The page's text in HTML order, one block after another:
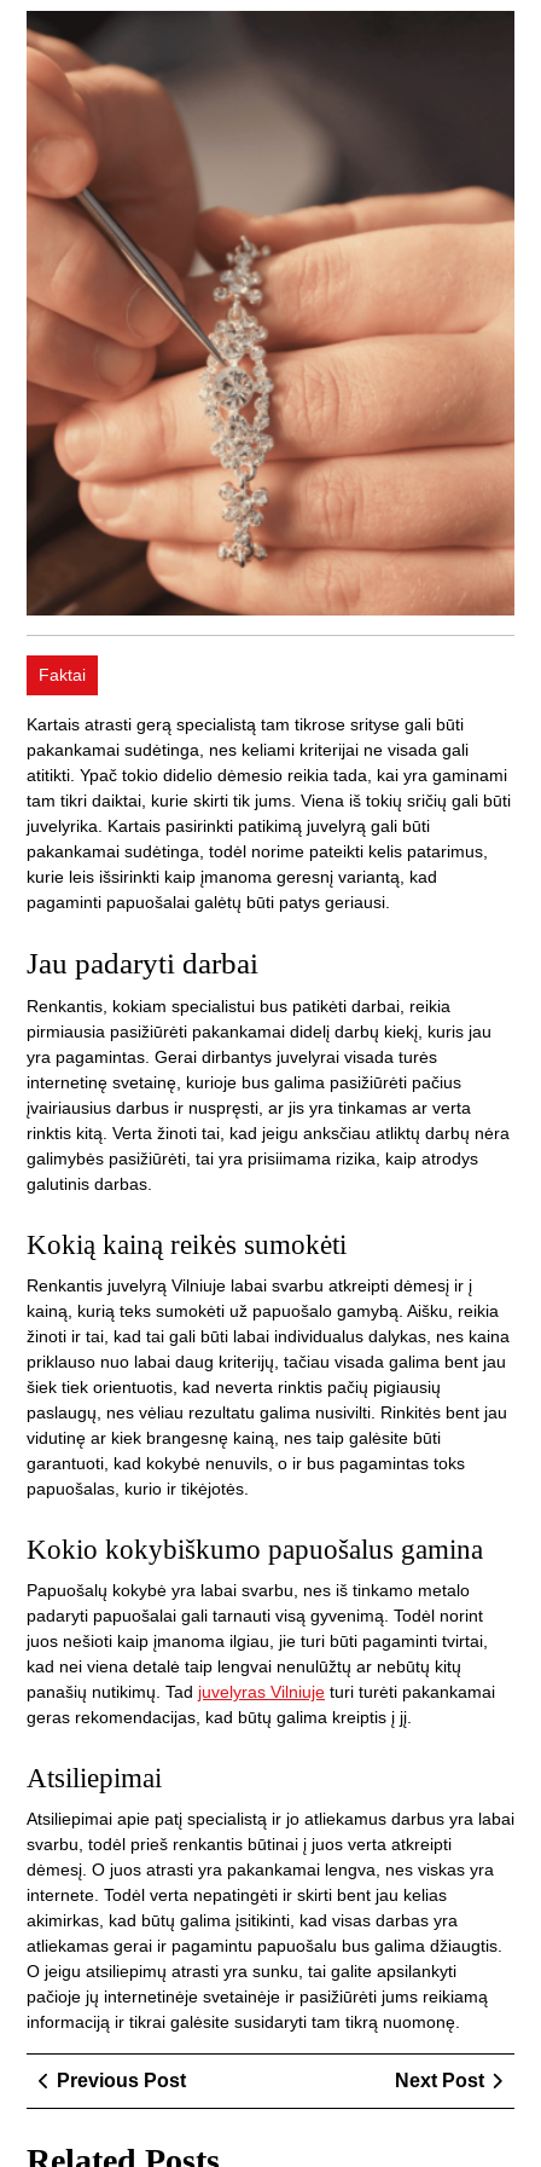
Faktai
Kartais atrasti gerą specialistą tam tikrose srityse gali būti
pakankamai sudėtinga, nes keliami kriterijai ne visada gali
atitikti. Ypač tokio didelio dėmesio reikia tada, kai yra gaminami
tam tikri daiktai, kurie skirti tik jums. Viena iš tokių sričių gali būti
juvelyrika. Kartais pasirinkti patikimą juvelyrą gali būti
pakankamai sudėtinga, todėl norime pateikti kelis patarimus,
kurie leis išsirinkti kaip įmanoma geresnį variantą, kad
pagaminti papuošalai galėtų būti patys geriausi.
Jau padaryti darbai
Renkantis, kokiam specialistui bus patikėti darbai, reikia
pirmiausia pasižiūrėti pakankamai didelį darbų kiekį, kuris jau
yra pagamintas. Gerai dirbantys juvelyrai visada turės
internetinę svetainę, kurioje bus galima pasižiūrėti pačius
įvairiausius darbus ir nuspręsti, ar jis yra tinkamas ar verta
rinktis kitą. Verta žinoti tai, kad jeigu anksčiau atliktų darbų nėra
galimybės pasižiūrėti, tai yra prisiimama rizika, kaip atrodys
galutinis darbas.
Kokią kainą reikės sumokėti
Renkantis juvelyrą Vilniuje labai svarbu atkreipti dėmesį ir į
kainą, kurią teks sumokėti už papuošalo gamybą. Aišku, reikia
žinoti ir tai, kad tai gali būti labai individualus dalykas, nes kaina
priklauso nuo labai daug kriterijų, tačiau visada galima bent jau
šiek tiek orientuotis, kad neverta rinktis pačių pigiausių
paslaugų, nes vėliau rezultatu galima nusivilti. Rinkitės bent jau
vidutinę ar kiek brangesnę kainą, nes taip galėsite būti
garantuoti, kad kokybė nenuvils, o ir bus pagamintas toks
papuošalas, kurio ir tikėjotės.
Kokio kokybiškumo papuošalus gamina
Papuošalų kokybė yra labai svarbu, nes iš tinkamo metalo
padaryti papuošalai gali tarnauti visą gyvenimą. Todėl norint
juos nešioti kaip įmanoma ilgiau, jie turi būti pagaminti tvirtai,
kad nei viena detalė taip lengvai nenulūžtų ar nebūtų kitų
panašių nutikimų. Tad juvelyras Vilniuje turi turėti pakankamai
geras rekomendacijas, kad būtų galima kreiptis į jį.
Atsiliepimai
Atsiliepimai apie patį specialistą ir jo atliekamus darbus yra labai
svarbu, todėl prieš renkantis būtinai į juos verta atkreipti
dėmesį. O juos atrasti yra pakankamai lengva, nes viskas yra
internete. Todėl verta nepatingėti ir skirti bent jau kelias
akimirkas, kad būtų galima įsitikinti, kad visas darbas yra
atliekamas gerai ir pagamintu papuošalu bus galima džiaugtis.
O jeigu atsiliepimų atrasti yra sunku, tai galite apsilankyti
pačioje jų internetinėje svetainėje ir pasižiūrėti jums reikiamą
informaciją ir tikrai galėsite susidaryti tam tikrą nuomonę.
Navigacija
tarp
įrašų
Previous PostPrevious
Post
Next Post
Next
Post